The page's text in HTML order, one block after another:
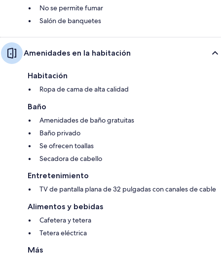
No se permite fumar
Salón de banquetes
Amenidades en la habitación
Habitación
Ropa de cama de alta calidad
Baño
Amenidades de baño gratuitas
Baño privado
Se ofrecen toallas
Secadora de cabello
Entretenimiento
TV de pantalla plana de 32 pulgadas con canales de cable
Alimentos y bebidas
Cafetera y tetera
Tetera eléctrica
Más